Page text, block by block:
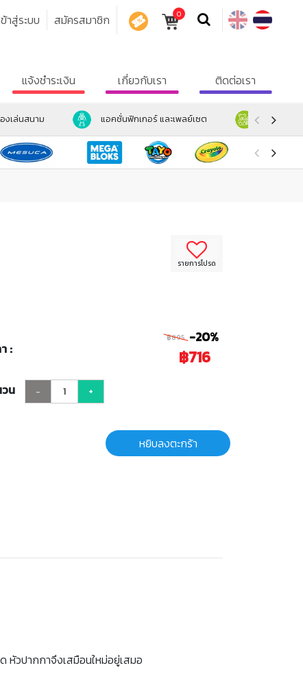
าสู่ระบบ สมัครสมาชิก 0
แจ้งชำระเงิน เกี่ยวกับเรา ติดต่อเรา
งเล่นสนาม แอคชั่นฟิกเกอร์ และเพลย์เซต ตุ๊กตา แล
รายการโปรด
:
฿895 -20%
฿716
น - +
หยิบลงตะกร้า
หัวปากกาจึงเสมือนใหม่อยู่เสมอ